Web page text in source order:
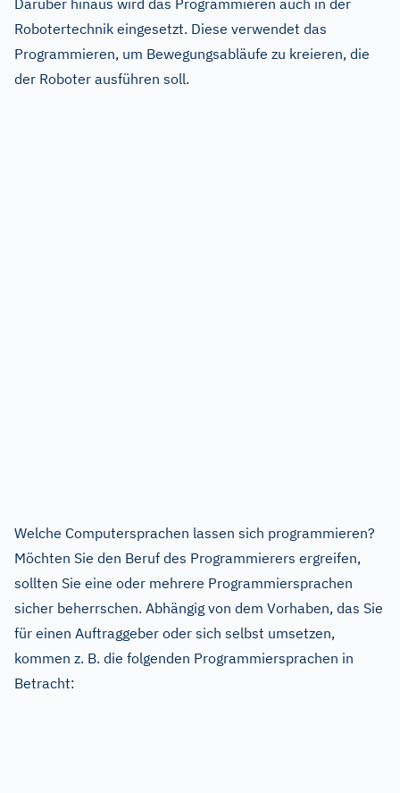
Robotertechnik eingesetzt. Diese verwendet das
Programmieren, um Bewegungsabläufe zu kreieren, die
der Roboter ausführen soll.
Welche Computersprachen lassen sich programmieren?
Möchten Sie den Beruf des Programmierers ergreifen,
sollten Sie eine oder mehrere Programmiersprachen
sicher beherrschen. Abhängig von dem Vorhaben, das Sie
für einen Auftraggeber oder sich selbst umsetzen,
kommen z. B. die folgenden Programmiersprachen in
Betracht: